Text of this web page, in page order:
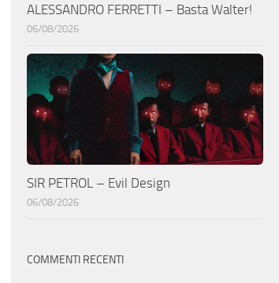
ALESSANDRO FERRETTI – Basta Walter!
06/08/2026
SIR PETROL – Evil Design
06/08/2026
COMMENTI RECENTI